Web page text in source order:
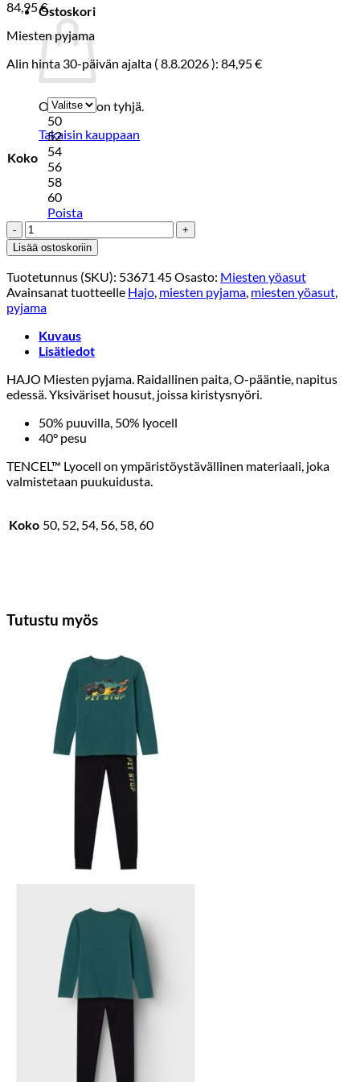
Ostoskori
Ostoskori on tyhjä.
Takaisin kauppaan
84,95€
Miesten pyjama
Alin hinta 30-päivän ajalta ( 8.8.2026): 84,95€
Koko
50
52
54
56
58
60
Poista
HAJO
M.PYJAMA
Keskisininen
määrä
Lisää ostoskoriin
Tuotetunnus (SKU): 53671 45Osasto: Miesten yöasut
Avainsanat tuotteelle Hajo, miesten pyjama, miesten yöasut,
pyjama
Kuvaus
Lisätiedot
HAJO Miesten pyjama. Raidallinen paita, O-pääntie, napitus
edessä. Yksiväriset housut, joissa kiristysnyöri.
50% puuvilla, 50% lyocell
40° pesu
TENCEL™ Lyocell on ympäristöystävällinen materiaali, joka
valmistetaan puukuidusta.
Koko 50, 52, 54, 56, 58, 60
Tutustu myös